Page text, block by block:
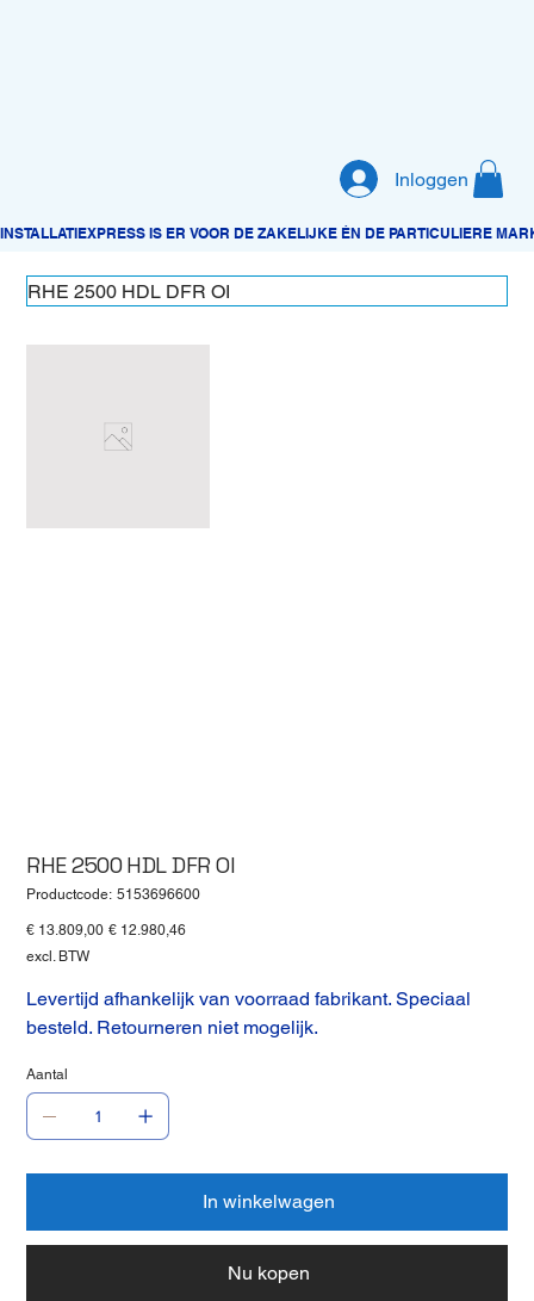
Inloggen
RHE 2500 HDL DFR OI
RHE 2500 HDL DFR OI
Productcode: Productcode
5153696600
Originele
€ 13.809,00 Verkoopprijs
€ 12.980,46
excl. BTW
Levertijd afhankelijk van voorraad fabrikant. Speciaal
besteld. Retourneren niet mogelijk.
Aantal
In winkelwagen
Nu kopen